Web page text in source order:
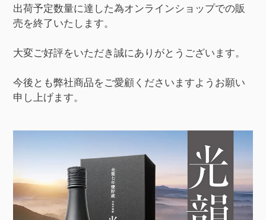
出荷予定数量に達した為オンラインショップでの販
売を終了いたします。
大変ご好評をいただき誠にありがとうございます。
今後とも弊社商品をご愛顧くださいますようお願い
申し上げます。